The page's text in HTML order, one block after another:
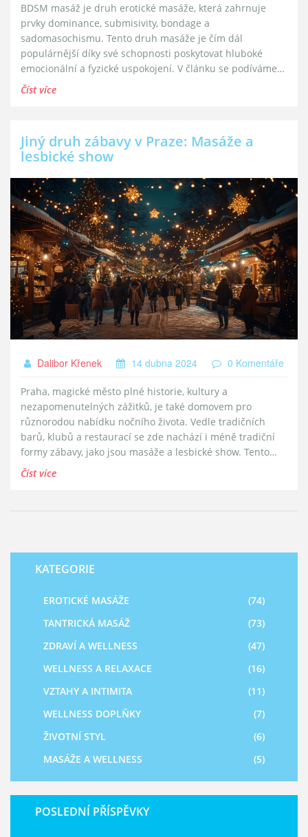
BDSM masáž je druh erotické masáže, která zahrnuje
prvky dominance, submisivity, bondage a
sadomasochismu. Tento druh masáže je čím dál
populárnější díky své schopnosti poskytovat hluboké
emocionální a fyzické uspokojení. V článku se podíváme
na základní principy BDSM masáže, proč je mezi lidmi tak
Číst více
Jiný druh zábavy v Praze: Masáže a
lesbické show
Dalibor Křenek 14 dubna 2024 0 Komentáře
Praha, magické město plné historie, kultury a
nezapomenutelných zážitků, je také domovem pro
různorodou nabídku nočního života. Vedle tradičních
barů, klubů a restaurací se zde nachází i méně tradiční
formy zábavy, jako jsou masáže a lesbické show. Tento
článek nabízí nahlédnutí do tohoto specifického sektoru
Číst více
KATEGORIE
EROTICKÉ MASÁŽE
(74)
TANTRICKÁ MASÁŽ
(73)
ZDRAVÍ A WELLNESS
(47)
WELLNESS A RELAXACE
(16)
VZTAHY A INTIMITA
(11)
WELLNESS DOPLŇKY
(7)
ŽIVOTNÍ STYL
(6)
MASÁŽE A WELLNESS
(5)
POSLEDNÍ PŘÍSPĚVKY